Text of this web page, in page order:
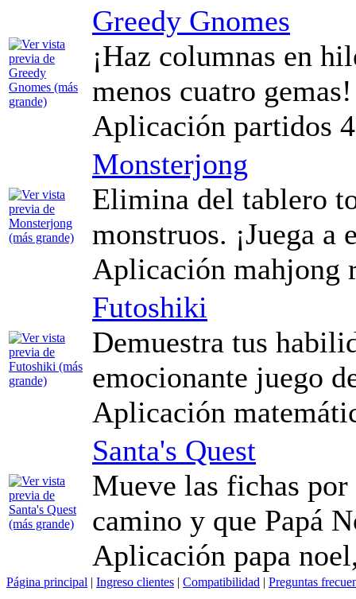
Greedy Gnomes
¡Haz columnas en
menos cuatro gemas!
Aplicación partidos
Monsterjong
Elimina del tablero
monstruos. ¡Juega a
Aplicación mahjong
Futoshiki
Demuestra tus
emocionante juego
Aplicación
Santa's Quest
Mueve las fichas
camino y que Papá
Aplicación papa
Página principal | Ingreso clientes | Compatibilidad | Preguntas